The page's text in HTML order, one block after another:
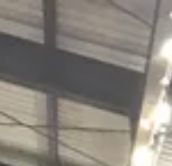
でしたので、より有効的な
ルを組み、それを消化、ま
かと思います。 まだ当店
をしていらっしゃらない
の合宿につ